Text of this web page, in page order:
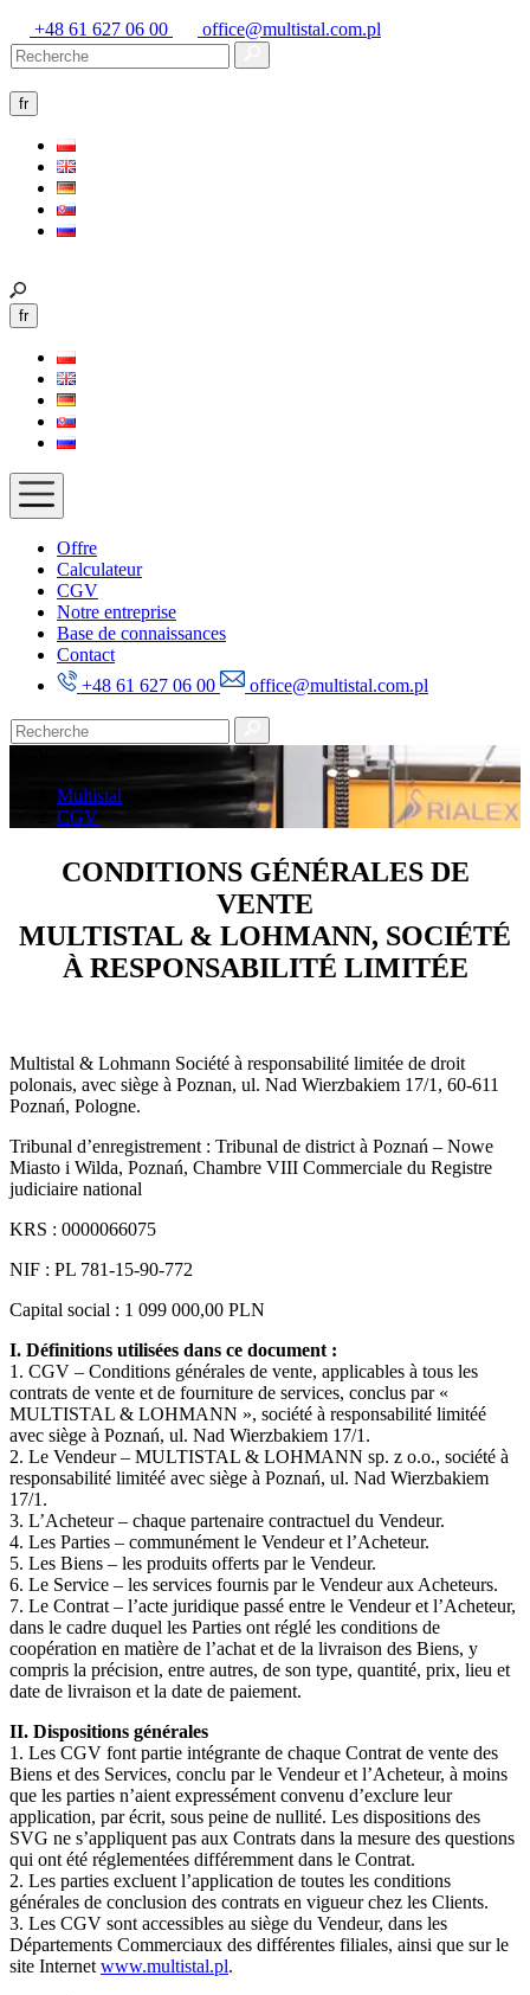
+48 61 627 06 00 office@multistal.com.pl
fr
fr
Offre
Calculateur
CGV
Notre entreprise
Base de connaissances
Contact
+48 61 627 06 00
office@multistal.com.pl
Multistal
CGV
CONDITIONS GÉNÉRALES DE
VENTE
MULTISTAL & LOHMANN, SOCIÉTÉ
À RESPONSABILITÉ LIMITÉE
Multistal & Lohmann Société à responsabilité limitée de droit
polonais, avec siège à Poznan, ul. Nad Wierzbakiem 17/1, 60-611
Poznań, Pologne.
Tribunal d’enregistrement : Tribunal de district à Poznań – Nowe
Miasto i Wilda, Poznań, Chambre VIII Commerciale du Registre
judiciaire national
KRS : 0000066075
NIF : PL 781-15-90-772
Capital social : 1 099 000,00 PLN
I. Définitions utilisées dans ce document :
1. CGV – Conditions générales de vente, applicables à tous les
contrats de vente et de fourniture de services, conclus par «
MULTISTAL & LOHMANN », société à responsabilité limitéé
avec siège à Poznań, ul. Nad Wierzbakiem 17/1.
2. Le Vendeur – MULTISTAL & LOHMANN sp. z o.o., société à
responsabilité limitéé avec siège à Poznań, ul. Nad Wierzbakiem
17/1.
3. L’Acheteur – chaque partenaire contractuel du Vendeur.
4. Les Parties – communément le Vendeur et l’Acheteur.
5. Les Biens – les produits offerts par le Vendeur.
6. Le Service – les services fournis par le Vendeur aux Acheteurs.
7. Le Contrat – l’acte juridique passé entre le Vendeur et l’Acheteur,
dans le cadre duquel les Parties ont réglé les conditions de
coopération en matière de l’achat et de la livraison des Biens, y
compris la précision, entre autres, de son type, quantité, prix, lieu et
date de livraison et la date de paiement.
II. Dispositions générales
1. Les CGV font partie intégrante de chaque Contrat de vente des
Biens et des Services, conclu par le Vendeur et l’Acheteur, à moins
que les parties n’aient expressément convenu d’exclure leur
application, par écrit, sous peine de nullité. Les dispositions des
SVG ne s’appliquent pas aux Contrats dans la mesure des questions
qui ont été réglementées différemment dans le Contrat.
2. Les parties excluent l’application de toutes les conditions
générales de conclusion des contrats en vigueur chez les Clients.
3. Les CGV sont accessibles au siège du Vendeur, dans les
Départements Commerciaux des différentes filiales, ainsi que sur le
site Internet www.multistal.pl.